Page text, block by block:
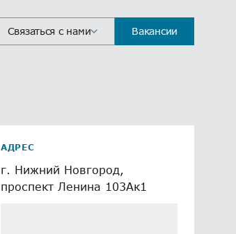
Связаться с нами Вакансии
АДРЕС
г. Нижний Новгород,
проспект Ленина 103Ак1